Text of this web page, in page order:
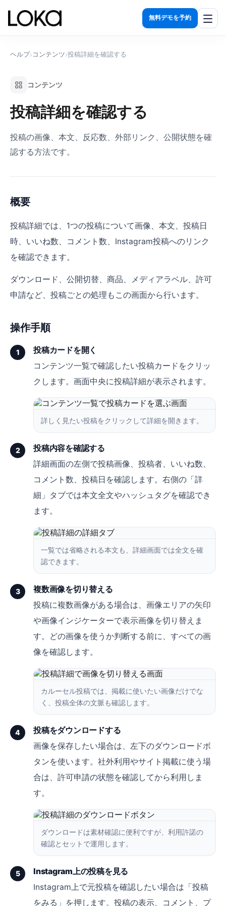
無料デモを予約
機能一覧
活用する
計測する
導入効果
リソース
ブログ
お役立ち資料
LOKA資料請求
ヘルプ
ログイン
資料請求
無料デモを予約
ヘルプ›コンテンツ›投稿詳細を確認する
コンテンツ
投稿詳細を確認する
投稿の画像、本文、反応数、外部リンク、公開状態を確
認する方法です。
概要
投稿詳細では、1つの投稿について画像、本文、投稿日
時、いいね数、コメント数、Instagram投稿へのリンク
を確認できます。
ダウンロード、公開切替、商品、メディアラベル、許可
申請など、投稿ごとの処理もこの画面から行います。
操作手順
1 投稿カードを開く
コンテンツ一覧で確認したい投稿カードをクリッ
クします。画面中央に投稿詳細が表示されます。
詳しく見たい投稿をクリックして詳細を開きます。
2 投稿内容を確認する
詳細画面の左側で投稿画像、投稿者、いいね数、
コメント数、投稿日を確認します。右側の「詳
細」タブでは本文全文やハッシュタグを確認でき
ます。
一覧では省略される本文も、詳細画面では全文を確
認できます。
3 複数画像を切り替える
投稿に複数画像がある場合は、画像エリアの矢印
や画像インジケーターで表示画像を切り替えま
す。どの画像を使うか判断する前に、すべての画
像を確認します。
カルーセル投稿では、掲載に使いたい画像だけでな
く、投稿全体の文脈も確認します。
4 投稿をダウンロードする
画像を保存したい場合は、左下のダウンロードボ
タンを使います。社外利用やサイト掲載に使う場
合は、許可申請の状態を確認してから利用しま
す。
ダウンロードは素材確認に便利ですが、利用許諾の
確認とセットで運用します。
5 Instagram上の投稿を見る
Instagram上で元投稿を確認したい場合は「投稿
をみる」を押します。投稿の表示、コメント、プ